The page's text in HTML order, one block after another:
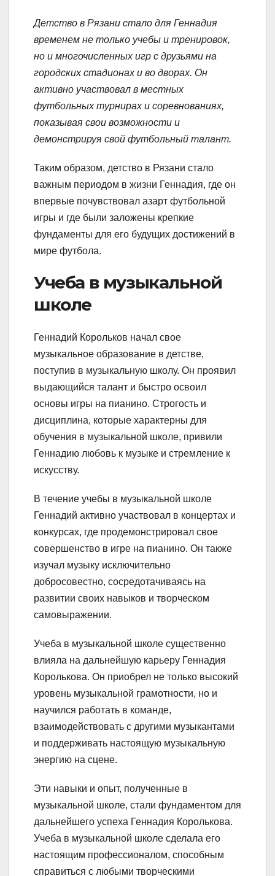
Детство в Рязани стало для Геннадия
временем не только учебы и тренировок,
но и многочисленных игр с друзьями на
городских стадионах и во дворах. Он
активно участвовал в местных
футбольных турнирах и соревнованиях,
показывая свои возможности и
демонстрируя свой футбольный талант.
Таким образом, детство в Рязани стало
важным периодом в жизни Геннадия, где он
впервые почувствовал азарт футбольной
игры и где были заложены крепкие
фундаменты для его будущих достижений в
мире футбола.
Учеба в музыкальной
школе
Геннадий Корольков начал свое
музыкальное образование в детстве,
поступив в музыкальную школу. Он проявил
выдающийся талант и быстро освоил
основы игры на пианино. Строгость и
дисциплина, которые характерны для
обучения в музыкальной школе, привили
Геннадию любовь к музыке и стремление к
искусству.
В течение учебы в музыкальной школе
Геннадий активно участвовал в концертах и
конкурсах, где продемонстрировал свое
совершенство в игре на пианино. Он также
изучал музыку исключительно
добросовестно, сосредотачиваясь на
развитии своих навыков и творческом
самовыражении.
Учеба в музыкальной школе существенно
влияла на дальнейшую карьеру Геннадия
Королькова. Он приобрел не только высокий
уровень музыкальной грамотности, но и
научился работать в команде,
взаимодействовать с другими музыкантами
и поддерживать настоящую музыкальную
энергию на сцене.
Эти навыки и опыт, полученные в
музыкальной школе, стали фундаментом для
дальнейшего успеха Геннадия Королькова.
Учеба в музыкальной школе сделала его
настоящим профессионалом, способным
справиться с любыми творческими